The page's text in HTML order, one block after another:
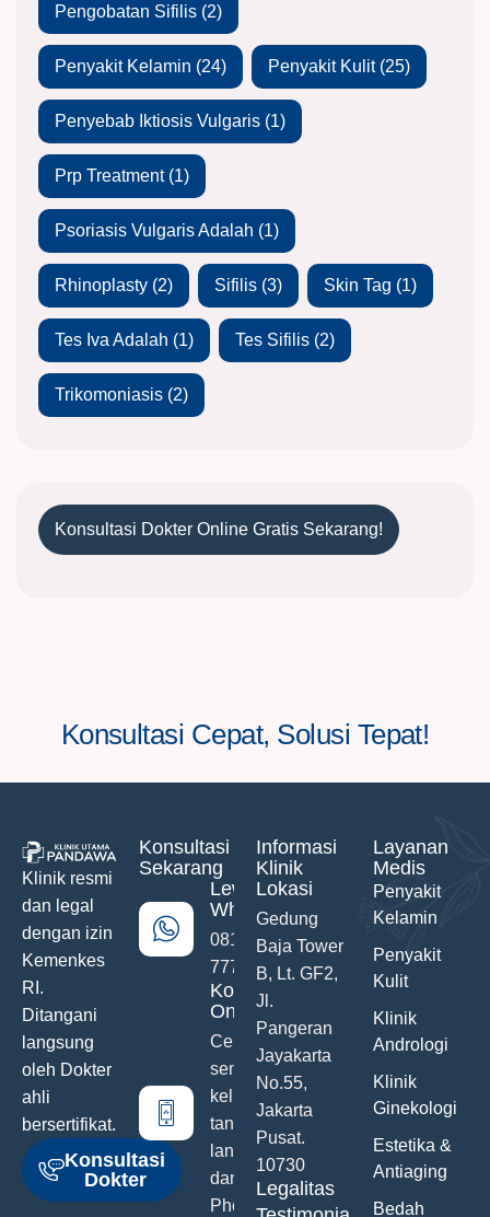
Pengobatan Sifilis (2)
Penyakit Kelamin (24) Penyakit Kulit(25)
Penyebab Iktiosis Vulgaris (1)
Prp Treatment(1)
Psoriasis Vulgaris Adalah (1)
Rhinoplasty (2) Sifilis (3) Skin Tag (1)
Tes Iva Adalah (1) Tes Sifilis (2)
Trikomoniasis (2)
Konsultasi Dokter Online Gratis Sekarang!
Konsultasi Cepat, Solusi Tepat!
Klinik resmi
dan legal
dengan izin
Kemenkes
RI.
Ditangani
langsung
oleh Dokter
ahli
bersertifikat.
Konsultasi
Dokter
Konsultasi
Sekarang
Lewat
WhatsApp
0811-742-
777
Konsultasi
Online
Ceritakan
semua
keluhanmu
tanpa malu
langsung
dari Hand
Phone
Informasi
Klinik
Lokasi
Gedung
Baja Tower
B, Lt. GF2,
Jl.
Pangeran
Jayakarta
No.55,
Jakarta
Pusat.
10730
Legalitas
Layanan
Medis
Penyakit
Kelamin
Penyakit
Kulit
Klinik
Andrologi
Klinik
Ginekologi
Estetika &
Antiaging
Bedah